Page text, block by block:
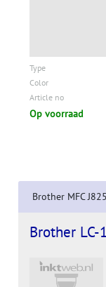
Type
Color
Article no
Op voorraad
Brother MFC
Brother LC-